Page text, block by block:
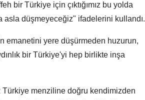
bir Türkiye için çıktığımız bu yolda
düşmeyeceğiz" ifadelerini kullandı.
emanetini yere düşürmeden huzurun,
bir Türkiye'yi hep birlikte inşa
Türkiye menziline doğru kendimizden